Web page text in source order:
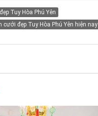
Tuy Hòa Phú Yên
đẹp Tuy Hòa Phú Yên hiện nay